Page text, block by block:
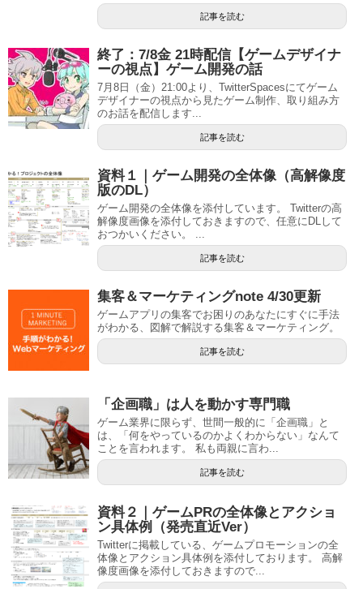
記事を読む
終了：7/8金 21時配信【ゲームデザイナ
ーの視点】ゲーム開発の話
7月8日（金）21:00より、TwitterSpacesにてゲーム
デザイナーの視点から見たゲーム制作、取り組み方
のお話を配信します...
記事を読む
資料１｜ゲーム開発の全体像（高解像度
版のDL）
ゲーム開発の全体像を添付しています。 Twitterの高
解像度画像を添付しておきますので、任意にDLして
おつかいください。 ...
記事を読む
集客＆マーケティングnote 4/30更新
ゲームアプリの集客でお困りのあなたにすぐに手法
がわかる、図解で解説する集客＆マーケティング。
記事を読む
「企画職」は人を動かす専門職
ゲーム業界に限らず、世間一般的に「企画職」と
は、「何をやっているのかよくわからない」なんて
ことを言われます。 私も両親に言わ...
記事を読む
資料２｜ゲームPRの全体像とアクショ
ン具体例（発売直近Ver）
Twitterに掲載している、ゲームプロモーションの全
体像とアクション具体例を添付しております。 高解
像度画像を添付しておきますので...